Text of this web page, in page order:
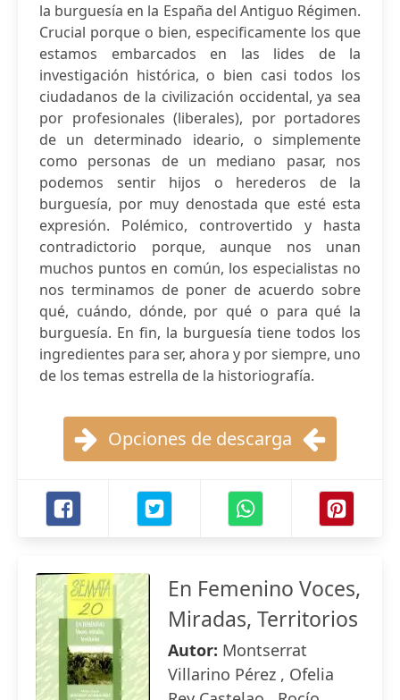
la burguesía en la España del Antiguo Régimen.
Crucial porque o bien, especificamente los que
estamos embarcados en las lides de la
investigación histórica, o bien casi todos los
ciudadanos de la civilización occidental, ya sea
por profesionales (liberales), por portadores
de un determinado ideario, o simplemente
como personas de un mediano pasar, nos
podemos sentir hijos o herederos de la
burguesía, por muy denostada que esté esta
expresión. Polémico, controvertido y hasta
contradictorio porque, aunque nos unan
muchos puntos en común, los especialistas no
nos terminamos de poner de acuerdo sobre
qué, cuándo, dónde, por qué o para qué la
burguesía. En fin, la burguesía tiene todos los
ingredientes para ser, ahora y por siempre, uno
de los temas estrella de la historiografía.
Opciones de descarga
En Femenino Voces,
Miradas, Territorios
Autor: Montserrat
Villarino Pérez , Ofelia